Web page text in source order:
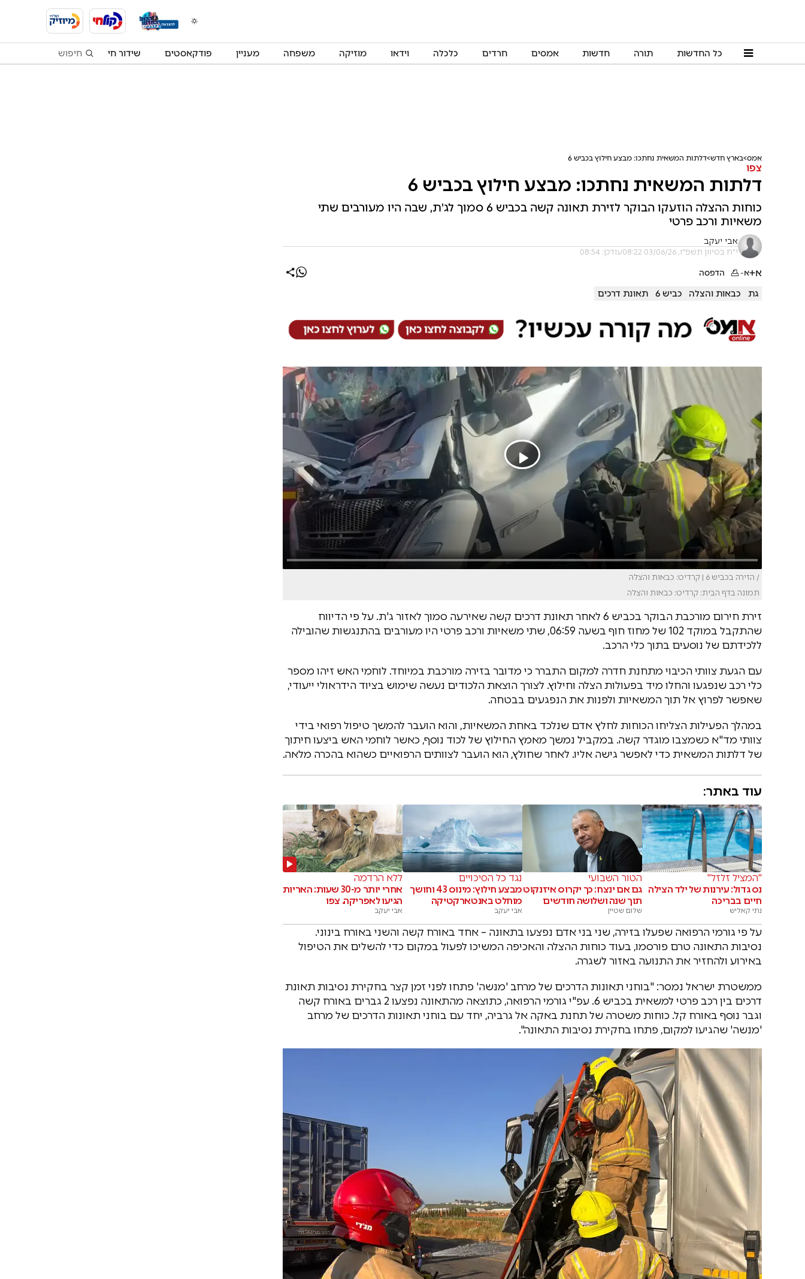
כל החדשות תורה חדשות אמסים חרדים כלכלה וידאו מוזיקה משפחה מעניין פודקאסטים שידור חי
אמס בארץ חדש דלתות המשאית נחתכו: מבצע חילוץ בכביש 6
צפו
דלתות המשאית נחתכו: מבצע חילוץ בכביש 6
כוחות ההצלה הוזעקו הבוקר לזירת תאונה קשה בכביש 6 סמוך לג'ת, שבה היו מעורבים שתי
משאיות ורכב פרטי
אבי יעקב
י"ח בסיוון תשפ"ו, 03/06/26 08:22 עודכן: 08:54
א+א- הדפסה
גת כבאות והצלה כביש 6 תאונת דרכים
/ הזירה בכביש 6 | קרדיט: כבאות והצלה
תמונה בדף הבית: קרדיט: כבאות והצלה
זירת חירום מורכבת הבוקר בכביש 6 לאחר תאונת דרכים קשה שאירעה סמוך לאזור ג'ת. על פי הדיווח
שהתקבל במוקד 102 של מחוז חוף בשעה 06:59, שתי משאיות ורכב פרטי היו מעורבים בהתנגשות שהובילה
ללכידתם של נוסעים בתוך כלי הרכב.
עם הגעת צוותי הכיבוי מתחנת חדרה למקום התברר כי מדובר בזירה מורכבת במיוחד. לוחמי האש זיהו מספר
כלי רכב שנפגעו והחלו מיד בפעולות הצלה וחילוץ. לצורך הוצאת הלכודים נעשה שימוש בציוד הידראולי ייעודי,
שאפשר לפרוץ אל תוך המשאיות ולפנות את הנפגעים בבטחה.
במהלך הפעילות הצליחו הכוחות לחלץ אדם שנלכד באחת המשאיות, והוא הועבר להמשך טיפול רפואי בידי
צוותי מד"א כשמצבו מוגדר קשה. במקביל נמשך מאמץ החילוץ של לכוד נוסף, כאשר לוחמי האש ביצעו חיתוך
של דלתות המשאית כדי לאפשר גישה אליו. לאחר שחולץ, הוא הועבר לצוותים הרפואיים כשהוא בהכרה מלאה.
עוד באתר:
"המציל זלזל"
נס גדול: עירנות של ילד הצילה
חיים בבריכה
נתי קאליש
הטור השבועי
גם אם ינצח: כך יקרוס איזנקוט
תוך שנה ושלושה חודשים
שלום שטיין
נגד כל הסיכויים
מבצע חילוץ: מינוס 43 וחושך
מוחלט באנטארקטיקה
אבי יעקב
ללא הרדמה
אחרי יותר מ-30 שעות: האריות
הגיעו לאפריקה. צפו
אבי יעקב
על פי גורמי הרפואה שפעלו בזירה, שני בני אדם נפצעו בתאונה – אחד באורח קשה והשני באורח בינוני.
נסיבות התאונה טרם פורסמו, בעוד כוחות ההצלה והאכיפה המשיכו לפעול במקום כדי להשלים את הטיפול
באירוע ולהחזיר את התנועה באזור לשגרה.
ממשטרת ישראל נמסר: "בוחני תאונות הדרכים של מרחב 'מנשה' פתחו לפני זמן קצר בחקירת נסיבות תאונת
דרכים בין רכב פרטי למשאית בכביש 6. עפ"י גורמי הרפואה, כתוצאה מהתאונה נפצעו 2 גברים באורח קשה
וגבר נוסף באורח קל. כוחות משטרה של תחנת באקה אל גרביה, יחד עם בוחני תאונות הדרכים של מרחב
'מנשה' שהגיעו למקום, פתחו בחקירת נסיבות התאונה".